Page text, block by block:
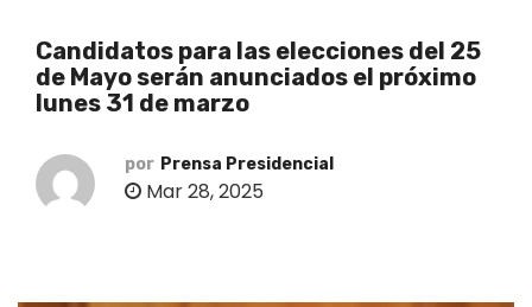
Candidatos para las elecciones del 25
de Mayo serán anunciados el próximo
lunes 31 de marzo
por Prensa Presidencial
Mar 28, 2025